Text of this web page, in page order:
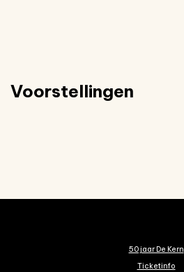
Voorstellingen
50 jaar De Kern
Ticketinfo